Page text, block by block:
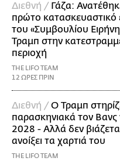
Διεθνή / Γάζα:
πρώτο κατασκευαστικό
του «Συμβουλίου
Τραμπ στην
περιοχή
THE LIFO TEAM
12 ΩΡΕΣ ΠΡΙΝ
Διεθνή /Ο Τραμπ
παρασκηνιακά τον Βανς
2028 - Αλλά δεν
ανοίξει τα χαρτιά του
THE LIFO TEAM